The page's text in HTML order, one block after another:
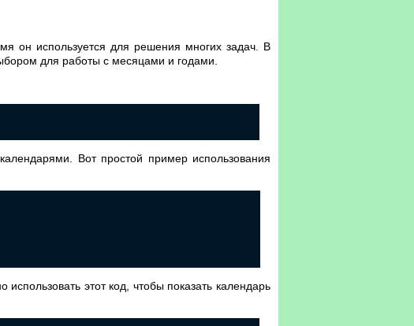
он используется для решения многих задач. В
для работы с месяцами и годами.
Вот простой пример использования
этот код, чтобы показать календарь